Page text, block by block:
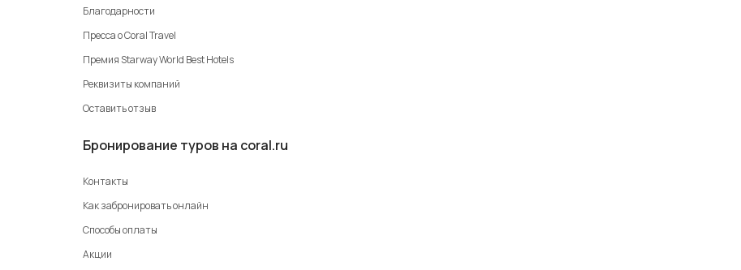
Благодарности
Пресса о Coral Travel
Премия Starway World Best Hotels
Реквизиты компаний
Оставить отзыв
Бронирование туров на coral.ru
Контакты
Как забронировать онлайн
Способы оплаты
Акции